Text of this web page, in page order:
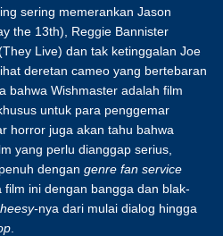
sering memerankan Jason
the 13th), Reggie Bannister
Live) dan tak ketinggalan Joe
deretan cameo yang bertebaran
bahwa Wishmaster adalah film
untuk para penggemar
horror juga akan tahu bahwa
yang perlu dianggap serius,
dengan genre fan service
ini dengan bangga dan blak-
nya dari mulai dialog hingga